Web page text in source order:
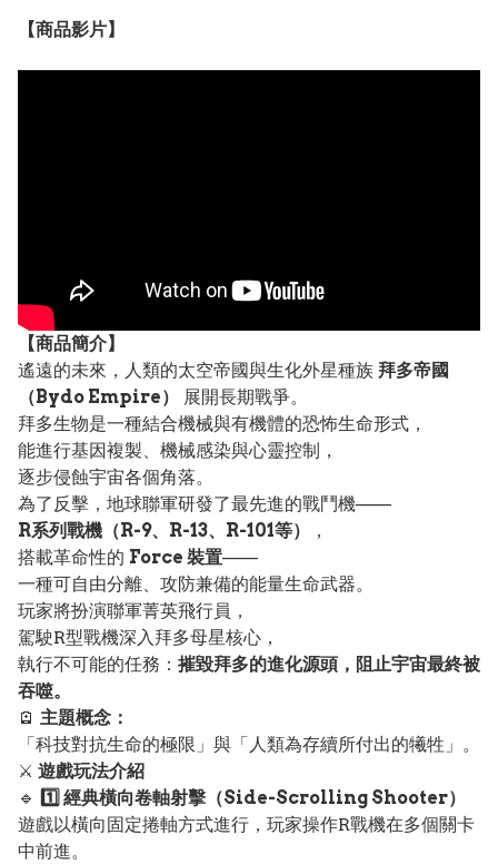
【商品影片】
【商品簡介】
遙遠的未來，人類的太空帝國與生化外星種族 拜多帝國
（Bydo Empire）
展開長期戰爭。
拜多生物是一種結合機械與有機體的恐怖生命形式，
能進行基因複製、機械感染與心靈控制，
逐步侵蝕宇宙各個角落。
為了反擊，地球聯軍研發了最先進的戰鬥機——
R系列戰機（R-9、R-13、R-101等）
，
搭載革命性的 Force 裝置——
一種可自由分離、攻防兼備的能量生命武器。
玩家將扮演聯軍菁英飛行員，
駕駛R型戰機深入拜多母星核心，
執行不可能的任務： 摧毀拜多的進化源頭，阻止宇宙最終被
吞噬。
🪫 主題概念：
「科技對抗生命的極限」與「人類為存續所付出的犧牲」。
⚔️ 遊戲玩法介紹
🔹
1️⃣ 經典橫向卷軸射擊（Side-Scrolling Shooter）
遊戲以橫向固定捲軸方式進行，玩家操作R戰機在多個關卡
中前進。